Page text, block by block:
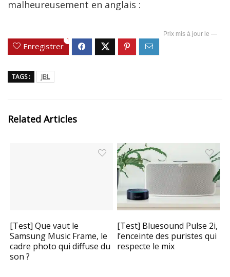
malheureusement en anglais :
—
Enregistrer
1
TAGS : JBL
Related Articles
[Test] Que vaut le
Samsung Music Frame, le
cadre photo qui diffuse du
son ?
[Test] Bluesound Pulse 2i,
l’enceinte des puristes qui
respecte le mix